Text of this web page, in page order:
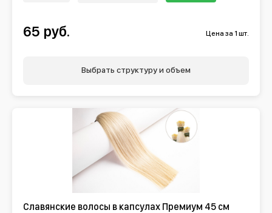
65 руб. Цена за 1 шт.
Выбрать структуру и объем
Славянские волосы в капсулах Премиум 45 см